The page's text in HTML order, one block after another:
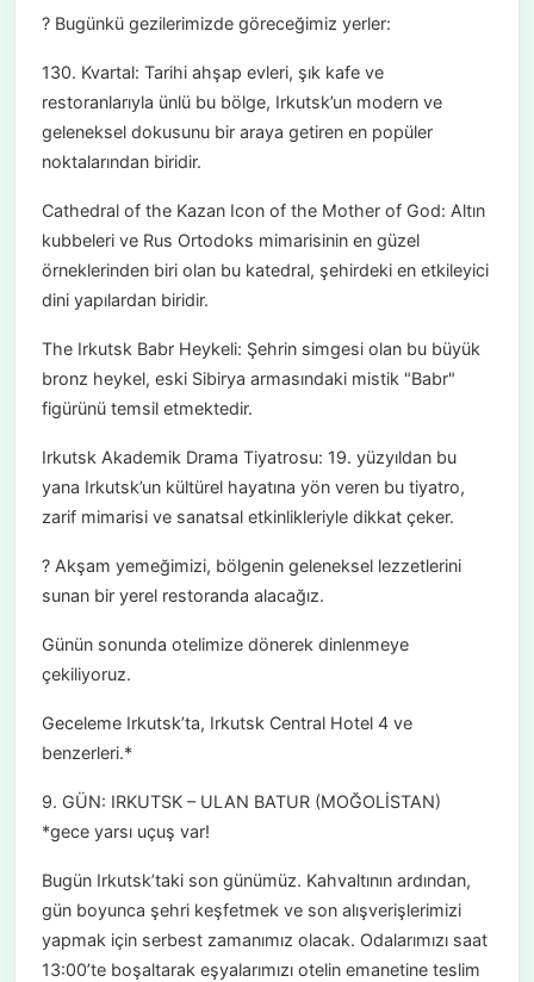
? Bugünkü gezilerimizde göreceğimiz yerler:
130. Kvartal: Tarihi ahşap evleri, şık kafe ve
restoranlarıyla ünlü bu bölge, Irkutsk’un modern ve
geleneksel dokusunu bir araya getiren en popüler
noktalarından biridir.
Cathedral of the Kazan Icon of the Mother of God: Altın
kubbeleri ve Rus Ortodoks mimarisinin en güzel
örneklerinden biri olan bu katedral, şehirdeki en etkileyici
dini yapılardan biridir.
The Irkutsk Babr Heykeli: Şehrin simgesi olan bu büyük
bronz heykel, eski Sibirya armasındaki mistik "Babr"
figürünü temsil etmektedir.
Irkutsk Akademik Drama Tiyatrosu: 19. yüzyıldan bu
yana Irkutsk’un kültürel hayatına yön veren bu tiyatro,
zarif mimarisi ve sanatsal etkinlikleriyle dikkat çeker.
? Akşam yemeğimizi, bölgenin geleneksel lezzetlerini
sunan bir yerel restoranda alacağız.
Günün sonunda otelimize dönerek dinlenmeye
çekiliyoruz.
Geceleme Irkutsk’ta, Irkutsk Central Hotel 4 ve
benzerleri.*
9. GÜN: IRKUTSK – ULAN BATUR (MOĞOLİSTAN)
*gece yarsı uçuş var!
Bugün Irkutsk’taki son günümüz. Kahvaltının ardından,
gün boyunca şehri keşfetmek ve son alışverişlerimizi
yapmak için serbest zamanımız olacak. Odalarımızı saat
13:00’te boşaltarak eşyalarımızı otelin emanetine teslim